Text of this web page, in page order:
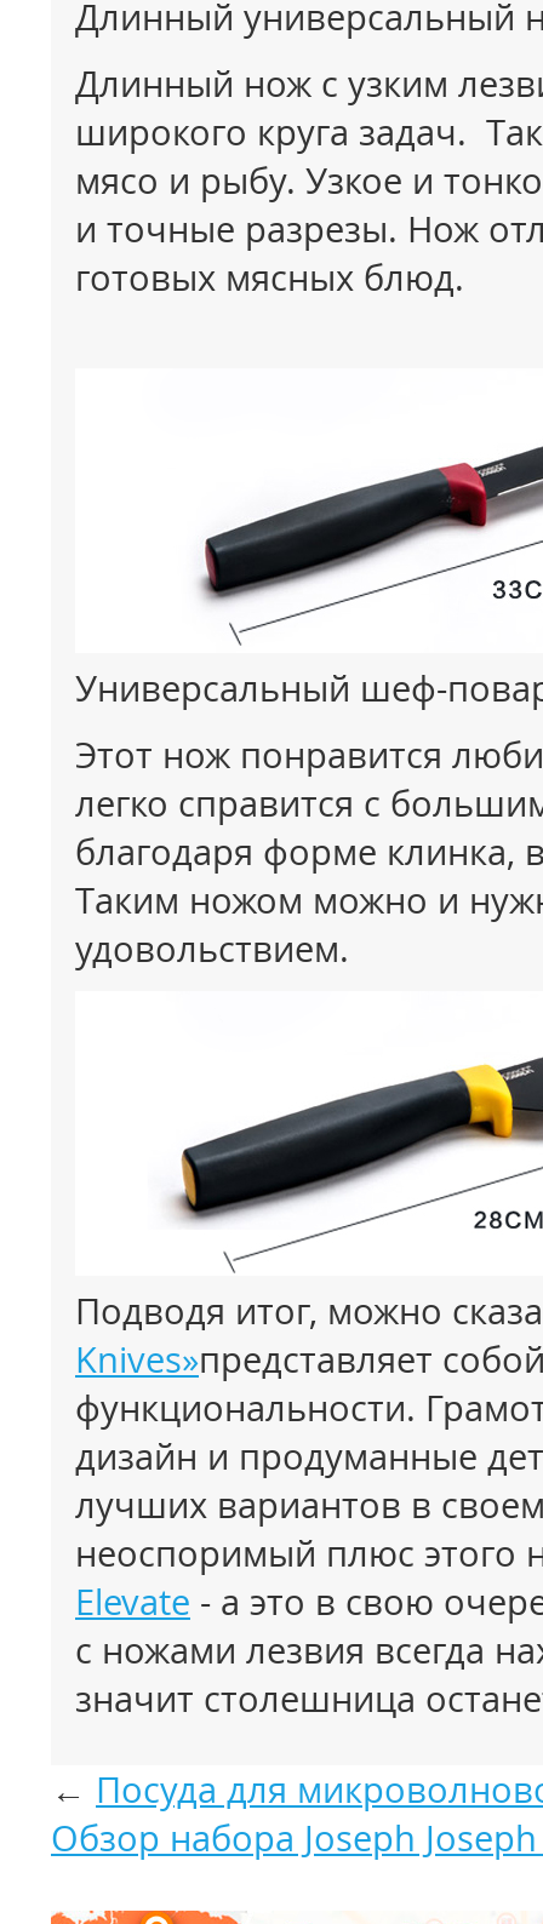
Длинный универсальный
Длинный нож с узким
широкого круга задач.
мясо и рыбу. Узкое и
и точные разрезы. Нож
готовых мясных блюд.
Универсальный шеф-
Этот нож понравится
легко справится с
благодаря форме клинка,
Таким ножом можно и
удовольствием.
Подводя итог, можно
Knives»представляет
функциональности.
дизайн и продуманные
лучших вариантов в
неоспоримый плюс этого
Elevate - а это в свою
с ножами лезвия всегда
значит столешница
← Посуда для
Обзор набора Joseph